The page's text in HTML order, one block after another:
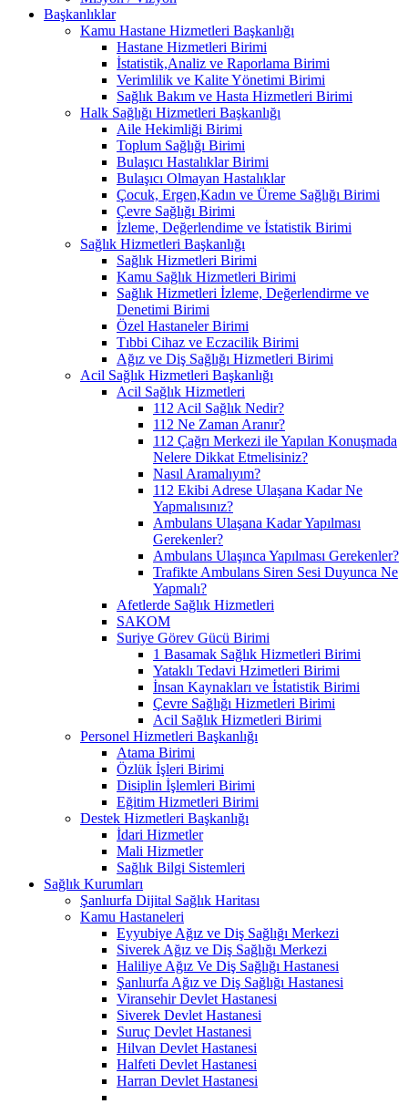
Başkanlıklar
Kamu Hastane Hizmetleri Başkanlığı
Hastane Hizmetleri Birimi
İstatistik,Analiz ve Raporlama Birimi
Verimlilik ve Kalite Yönetimi Birimi
Sağlık Bakım ve Hasta Hizmetleri Birimi
Halk Sağlığı Hizmetleri Başkanlığı
Aile Hekimliği Birimi
Toplum Sağlığı Birimi
Bulaşıcı Hastalıklar Birimi
Bulaşıcı Olmayan Hastalıklar
Çocuk, Ergen,Kadın ve Üreme Sağlığı Birimi
Çevre Sağlığı Birimi
İzleme, Değerlendime ve İstatistik Birimi
Sağlık Hizmetleri Başkanlığı
Sağlık Hizmetleri Birimi
Kamu Sağlık Hizmetleri Birimi
Sağlık Hizmetleri İzleme, Değerlendirme ve
Denetimi Birimi
Özel Hastaneler Birimi
Tıbbi Cihaz ve Eczacilik Birimi
Ağız ve Diş Sağlığı Hizmetleri Birimi
Acil Sağlık Hizmetleri Başkanlığı
Acil Sağlık Hizmetleri
112 Acil Sağlık Nedir?
112 Ne Zaman Aranır?
112 Çağrı Merkezi ile Yapılan Konuşmada
Nelere Dikkat Etmelisiniz?
Nasıl Aramalıyım?
112 Ekibi Adrese Ulaşana Kadar Ne
Yapmalısınız?
Ambulans Ulaşana Kadar Yapılması
Gerekenler?
Ambulans Ulaşınca Yapılması Gerekenler?
Trafikte Ambulans Siren Sesi Duyunca Ne
Yapmalı?
Afetlerde Sağlık Hizmetleri
SAKOM
Suriye Görev Gücü Birimi
1 Basamak Sağlık Hizmetleri Birimi
Yataklı Tedavi Hzimetleri Birimi
İnsan Kaynakları ve İstatistik Birimi
Çevre Sağlığı Hizmetleri Birimi
Acil Sağlık Hizmetleri Birimi
Personel Hizmetleri Başkanlığı
Atama Birimi
Özlük İşleri Birimi
Disiplin İşlemleri Birimi
Eğitim Hizmetleri Birimi
Destek Hizmetleri Başkanlığı
İdari Hizmetler
Mali Hizmetler
Sağlık Bilgi Sistemleri
Sağlık Kurumları
Şanlıurfa Dijital Sağlık Haritası
Kamu Hastaneleri
Eyyubiye Ağız ve Diş Sağlığı Merkezi
Siverek Ağız ve Diş Sağlığı Merkezi
Haliliye Ağız Ve Diş Sağlığı Hastanesi
Şanlıurfa Ağız ve Diş Sağlığı Hastanesi
Viransehir Devlet Hastanesi
Siverek Devlet Hastanesi
Suruç Devlet Hastanesi
Hilvan Devlet Hastanesi
Halfeti Devlet Hastanesi
Harran Devlet Hastanesi